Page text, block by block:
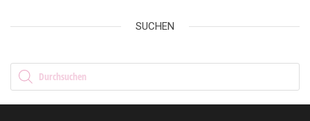
SUCHEN
Products search